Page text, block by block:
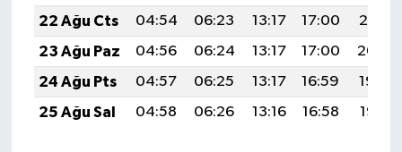
22 Ağu Cts
04:54 06:23 13:17 17:00
20:01
23 Ağu Paz
04:56 06:24 13:17 17:00
20:00
24 Ağu Pts
04:57 06:25 13:17 16:59
19:59
25 Ağu Sal
04:58 06:26 13:16 16:58 19:57